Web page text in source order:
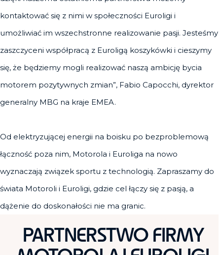
kontaktować się z nimi w społeczności Euroligi i
umożliwiać im wszechstronne realizowanie pasji. Jesteśmy
zaszczyceni współpracą z Euroligą koszykówki i cieszymy
się, że będziemy mogli realizować naszą ambicję bycia
motorem pozytywnych zmian”, Fabio Capocchi, dyrektor
generalny MBG na kraje EMEA.
Od elektryzującej energii na boisku po bezproblemową
łączność poza nim, Motorola i Euroliga na nowo
wyznaczają związek sportu z technologią. Zapraszamy do
świata Motoroli i Euroligi, gdzie cel łączy się z pasją, a
dążenie do doskonałości nie ma granic.
PARTNERSTWO FIRMY